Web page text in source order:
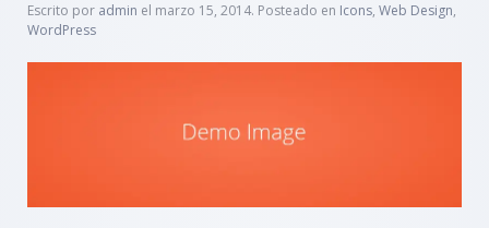
Escrito por admin el marzo 15, 2014. Posteado en Icons, Web Design,
WordPress